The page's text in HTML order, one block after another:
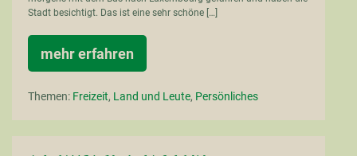
Stadt besichtigt. Das ist eine sehr schöne […]
mehr erfahren
Drei
Länder
an
einem
Themen: Freizeit, Land und Leute, Persönliches